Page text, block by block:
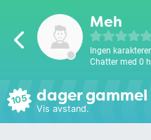
Meh
Ingen karakterer
Chatter med 0
105 dager gammel
Vis avstand.